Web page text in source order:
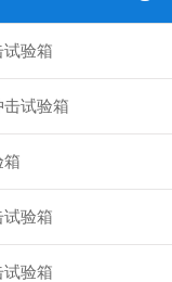
验箱
试验箱
箱
试验箱
试验箱